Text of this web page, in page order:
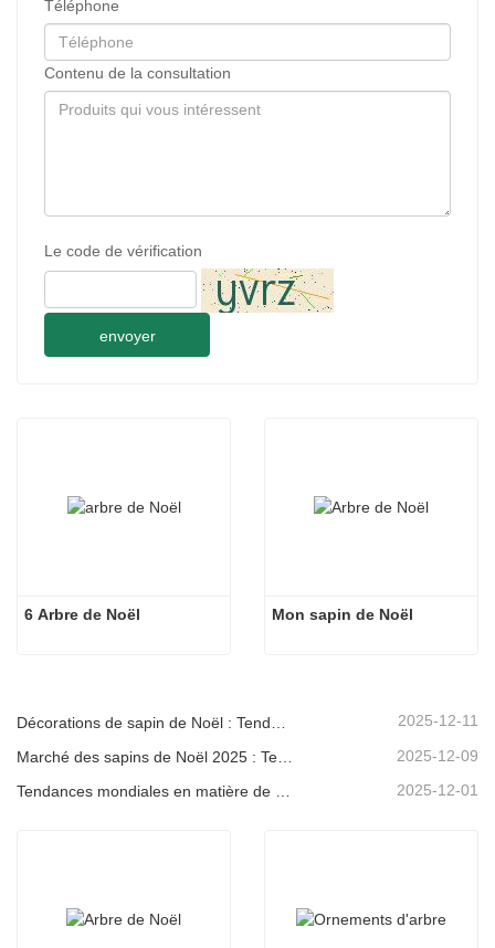
Téléphone
Contenu de la consultation
Le code de vérification
envoyer
6 Arbre de Noël Mon sapin de Noël
2025-12-11
2025-12-09
2025-12-01